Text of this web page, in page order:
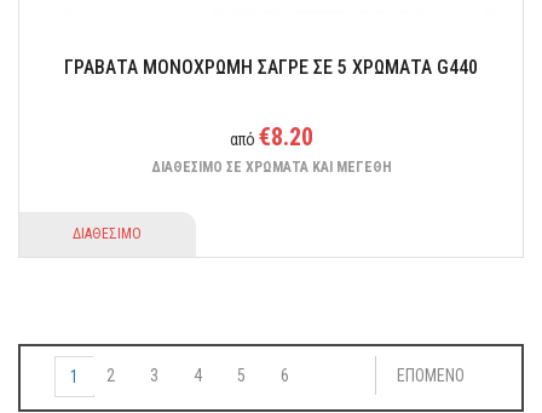
ΓΡΑΒΑΤΑ ΜΟΝΟΧΡΩΜΗ ΣΑΓΡΕ ΣΕ 5 ΧΡΩΜΑΤΑ G440
από €8.20
ΔΙΑΘΕΣΙΜΟ ΣΕ ΧΡΩΜΑΤΑ ΚΑΙ ΜΕΓΕΘΗ
ΔΙΑΘΕΣΙΜΟ
1 2 3 4 5 6 ΕΠΟΜΕΝΟ